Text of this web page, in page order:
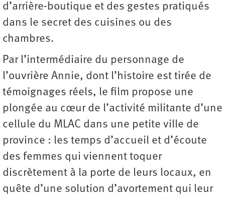
d’arrière-boutique et des gestes pratiqués
dans le secret des cuisines ou des
chambres.
Par l’intermédiaire du personnage de
l’ouvrière Annie, dont l’histoire est tirée de
témoignages réels, le film propose une
plongée au cœur de l’activité militante d’une
cellule du MLAC dans une petite ville de
province : les temps d’accueil et d’écoute
des femmes qui viennent toquer
discrètement à la porte de leurs locaux, en
quête d’une solution d’avortement qui leur